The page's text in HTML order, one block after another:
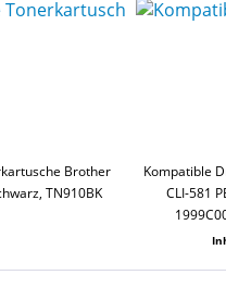
Brother
TN910BK
Kompatible
CLI-581